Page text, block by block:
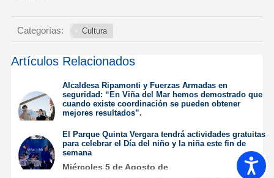
Categorías: Cultura
Artículos Relacionados
Alcaldesa Ripamonti y Fuerzas Armadas en
seguridad: “En Viña del Mar hemos demostrado que
cuando existe coordinación se pueden obtener
mejores resultados”.
2026
El Parque Quinta Vergara tendrá actividades gratuitas
para celebrar el Día del niño y la niña este fin de
semana
Miércoles 5 de Agosto de